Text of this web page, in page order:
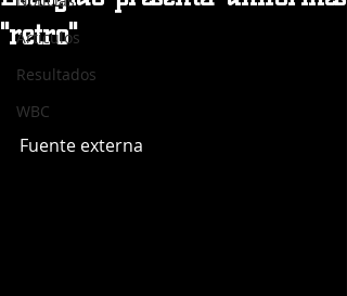
Articulos
Resultados
WBC
"retro"
Fuente externa